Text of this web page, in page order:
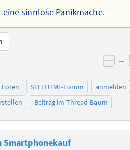
eine sinnlose Panikmache.
–
SELFHTML-Forum
anmelden
Beitrag im Thread-Baum
Smartphonekauf